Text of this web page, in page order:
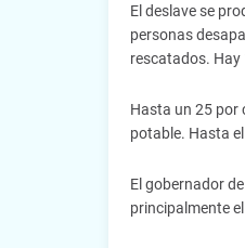
El deslave se
personas
rescatados.
Hasta un 25 por
potable. Hasta
El gobernador
principalmente